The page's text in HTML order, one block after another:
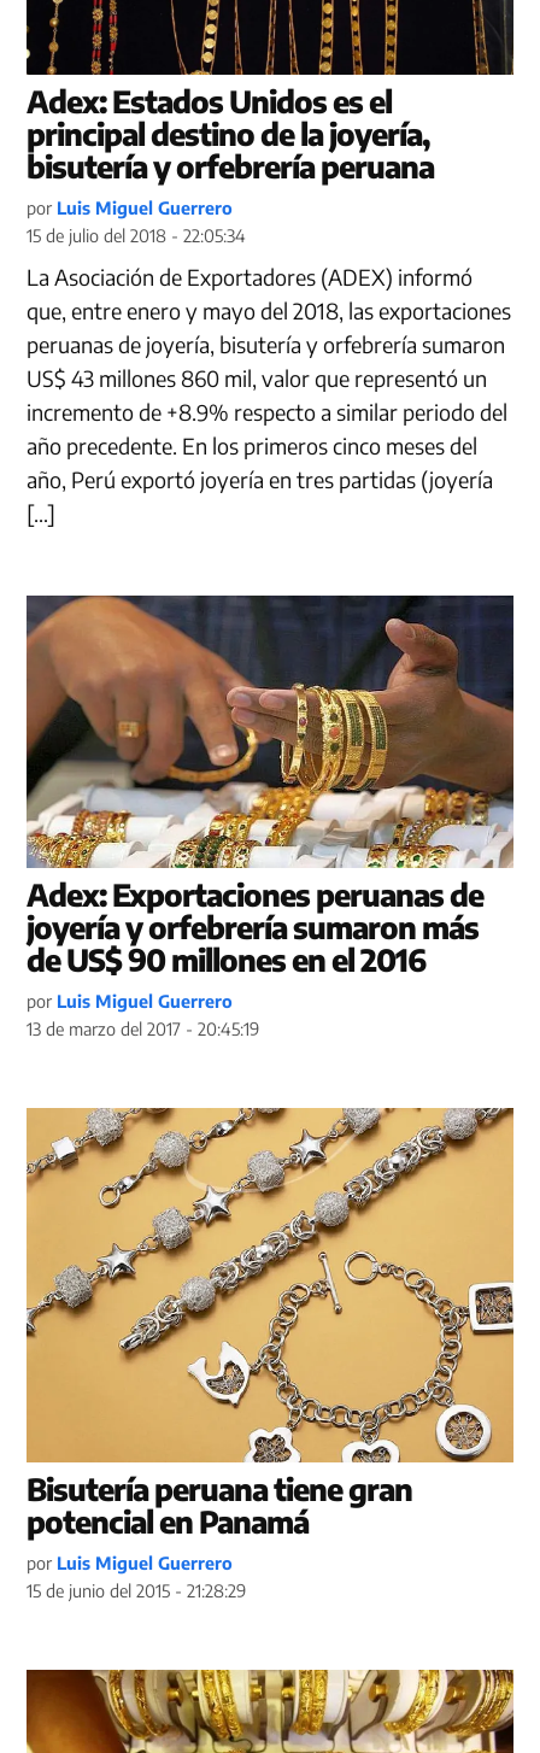
Adex: Estados Unidos es el
principal destino de la joyería,
bisutería y orfebrería peruana
por Luis Miguel Guerrero
15 de julio del 2018 - 22:05:34
La Asociación de Exportadores (ADEX) informó
que, entre enero y mayo del 2018, las exportaciones
peruanas de joyería, bisutería y orfebrería sumaron
US$ 43 millones 860 mil, valor que representó un
incremento de +8.9% respecto a similar periodo del
año precedente. En los primeros cinco meses del
año, Perú exportó joyería en tres partidas (joyería
[…]
Adex: Exportaciones peruanas de
joyería y orfebrería sumaron más
de US$ 90 millones en el 2016
por Luis Miguel Guerrero
13 de marzo del 2017 - 20:45:19
Bisutería peruana tiene gran
potencial en Panamá
por Luis Miguel Guerrero
15 de junio del 2015 - 21:28:29